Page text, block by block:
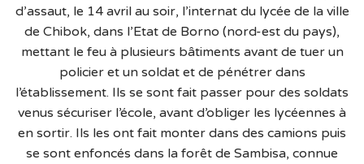
d’assaut, le 14 avril au soir, l’internat du lycée de la ville
de Chibok, dans l’Etat de Borno (nord-est du pays),
mettant le feu à plusieurs bâtiments avant de tuer un
policier et un soldat et de pénétrer dans
l’établissement. Ils se sont fait passer pour des soldats
venus sécuriser l’école, avant d’obliger les lycéennes à
en sortir. Ils les ont fait monter dans des camions puis
se sont enfoncés dans la forêt de Sambisa, connue